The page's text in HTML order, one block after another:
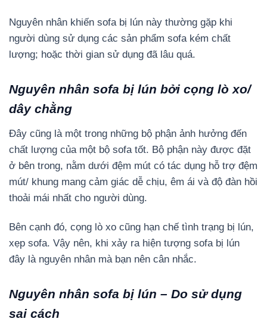
Nguyên nhân khiến sofa bị lún này thường gặp khi
người dùng sử dụng các sản phẩm sofa kém chất
lượng; hoặc thời gian sử dụng đã lâu quá.
Nguyên nhân sofa bị lún bởi cọng lò xo/
dây chằng
Đây cũng là một trong những bộ phận ảnh hưởng đến
chất lượng của một bộ sofa tốt. Bộ phận này được đặt
ở bên trong, nằm dưới đệm mút có tác dụng hỗ trợ đệm
mút/ khung mang cảm giác dễ chịu, êm ái và độ đàn hồi
thoải mái nhất cho người dùng.
Bên cạnh đó, cọng lò xo cũng hạn chế tình trạng bị lún,
xẹp sofa. Vậy nên, khi xảy ra hiện tượng sofa bị lún
đây là nguyên nhân mà bạn nên cân nhắc.
Nguyên nhân sofa bị lún – Do sử dụng
sai cách